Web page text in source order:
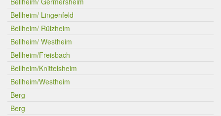
Bellheim/ Lingenfeld
Bellheim/ Rülzheim
Bellheim/ Westheim
Bellheim/Freisbach
Bellheim/Knittelsheim
Bellheim/Westheim
Berg
Berg